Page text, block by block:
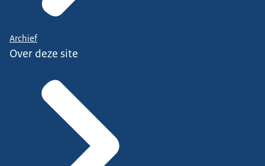
Archief
Over deze site